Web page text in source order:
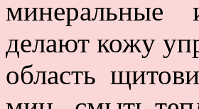
минеральные
делают кожу
область